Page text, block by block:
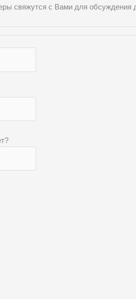
свяжутся с Вами для обсуждения